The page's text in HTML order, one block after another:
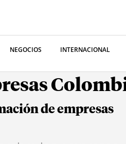
NEGOCIOS INTERNACIONAL
de empresas